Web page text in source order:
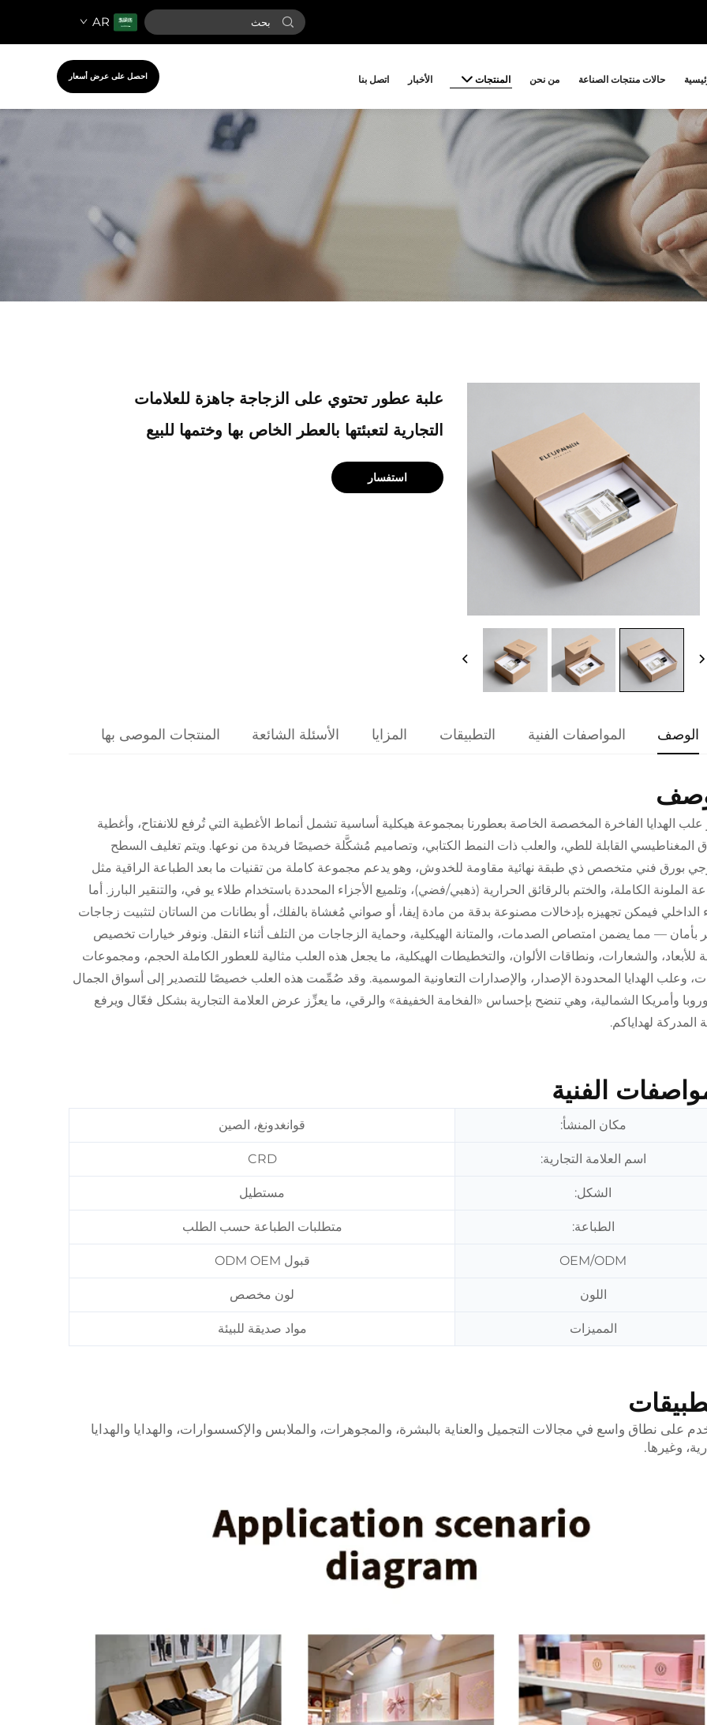
AR
حالات منتجات الصناعة من نحن المنتجات الأخبار اتصل بنا احصل على عرض أسعار
علبة عطور تحتوي على الزجاجة جاهزة للعلامات
التجارية لتعبئتها بالعطر الخاص بها وختمها للبيع
استفسار
الوصف المواصفات الفنية التطبيقات المزايا الأسئلة الشائعة المنتجات الموصى بها
علب الهدايا الفاخرة المخصصة الخاصة بعطورنا بمجموعة هيكلية أساسية تشمل أنماط الأغطية التي تُرفع للانفتاح، وأغطية
المغناطيسي القابلة للطي، والعلب ذات النمط الكتابي، وتصاميم مُشكَّلة خصيصًا فريدة من نوعها. ويتم تغليف السطح
بورق فني متخصص ذي طبقة نهائية مقاومة للخدوش، وهو يدعم مجموعة كاملة من تقنيات ما بعد الطباعة الراقية مثل
الملونة الكاملة، والختم بالرقائق الحرارية (ذهبي/فضي)، وتلميع الأجزاء المحددة باستخدام طلاء يو في، والتنقير البارز. أما
الداخلي فيمكن تجهيزه بإدخالات مصنوعة بدقة من مادة إيفا، أو صواني مُغشاة بالفلك، أو بطانات من الساتان لتثبيت زجاجات
بأمان — مما يضمن امتصاص الصدمات، والمتانة الهيكلية، وحماية الزجاجات من التلف أثناء النقل. ونوفر خيارات تخصيص
للأبعاد، والشعارات، ونطاقات الألوان، والتخطيطات الهيكلية، ما يجعل هذه العلب مثالية للعطور الكاملة الحجم، ومجموعات
وعلب الهدايا المحدودة الإصدار، والإصدارات التعاونية الموسمية. وقد صُمِّمت هذه العلب خصيصًا للتصدير إلى أسواق الجمال
وأمريكا الشمالية، وهي تنضح بإحساس «الفخامة الخفيفة» والرقي، ما يعزِّز عرض العلامة التجارية بشكل فعّال ويرفع
المدركة لهداياكم.
الفنية
مكان المنشأ: قوانغدونغ، الصين
اسم العلامة التجارية: CRD
الشكل: مستطيل
الطباعة: متطلبات الطباعة حسب الطلب
OEM/ODM قبول ODM OEM
اللون لون مخصص
المميزات مواد صديقة للبيئة
على نطاق واسع في مجالات التجميل والعناية بالبشرة، والمجوهرات، والملابس والإكسسوارات، والهدايا والهدايا
وغيرها.